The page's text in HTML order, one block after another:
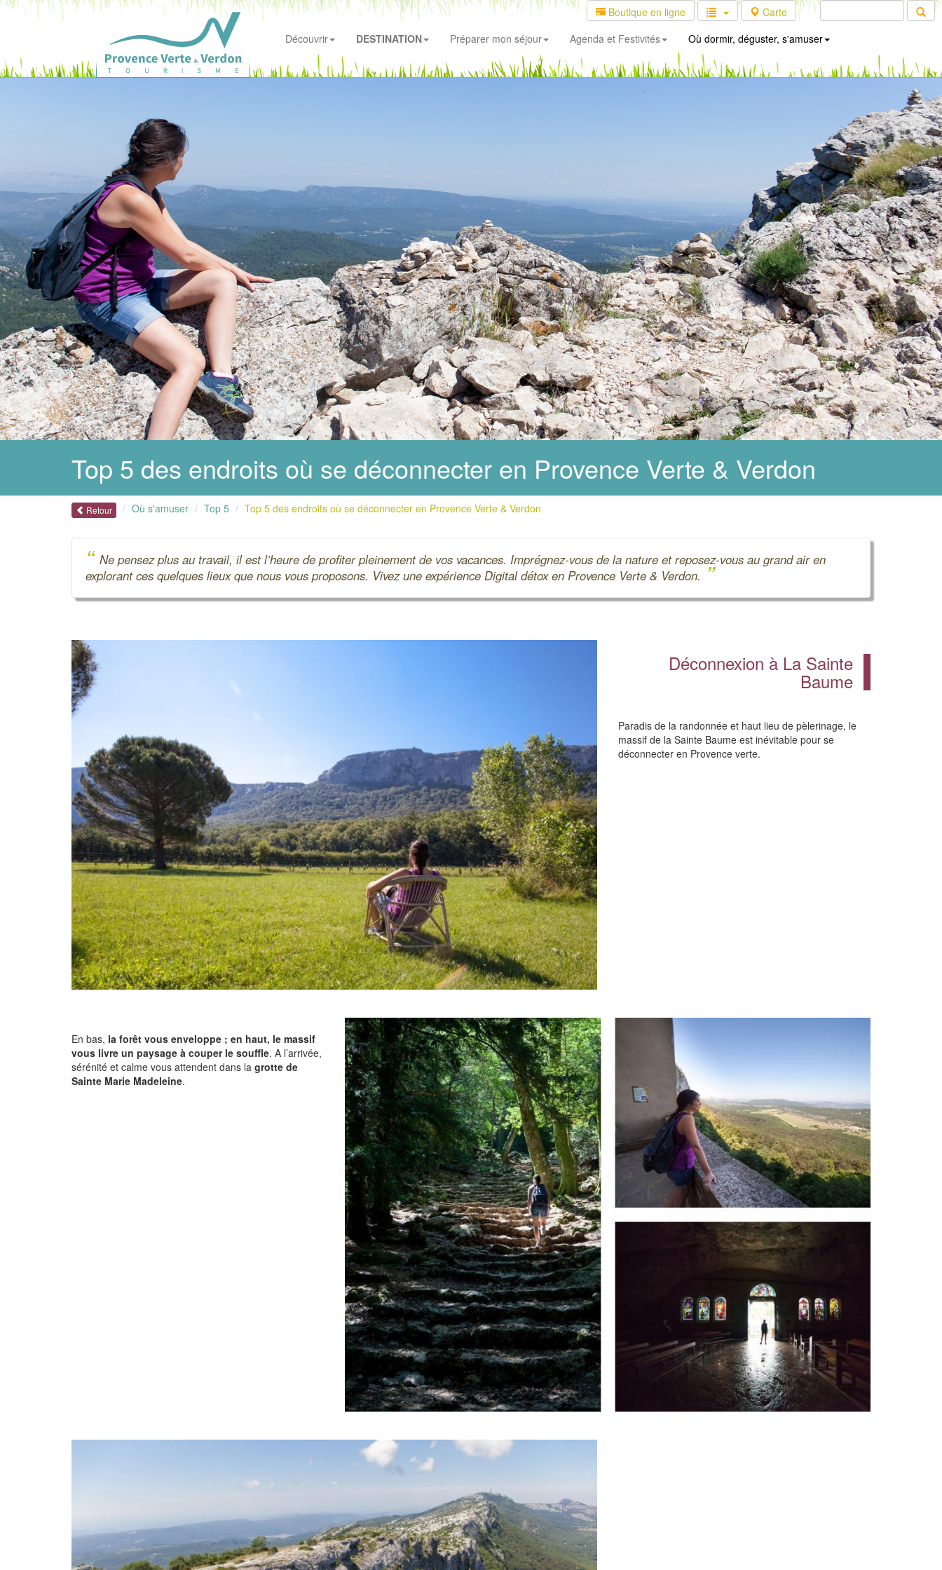
Boutique en ligne
Carte
Découvrir
DESTINATION Préparer mon séjour Agenda et Festivités Où dormir, déguster, s'amuser
Top 5 des endroits où se déconnecter en Provence Verte & Verdon
Retour Où s'amuser Top 5 Top 5 des endroits où se déconnecter en Provence Verte & Verdon
“ Ne pensez plus au travail, il est l’heure de profiter pleinement de vos vacances. Imprégnez-vous de la nature et reposez-vous au grand air en
explorant ces quelques lieux que nous vous proposons. Vivez une expérience Digital détox en Provence Verte & Verdon. ”
Déconnexion à La Sainte
Baume
Paradis de la randonnée et haut lieu de pèlerinage, le
massif de la Sainte Baume est inévitable pour se
déconnecter en Provence verte.
En bas, la forêt vous enveloppe ; en haut, le massif
vous livre un paysage à couper le souffle. A l’arrivée,
sérénité et calme vous attendent dans la grotte de
Sainte Marie Madeleine.